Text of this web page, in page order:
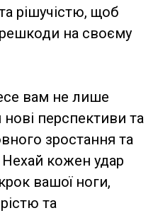
рішучістю, щоб
на своєму
вам не лише
нові перспективи та
зростання та
кожен удар
вашої ноги,
та